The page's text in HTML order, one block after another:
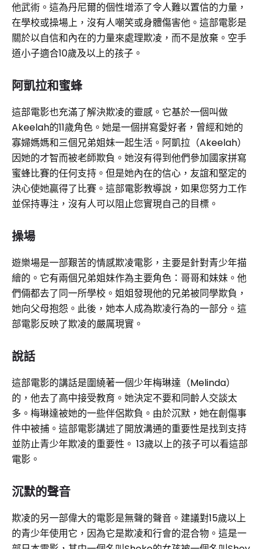
他武術。這為丹尼爾的個性增添了令人難以置信的力量，
在學校或操場上，沒有人嘲笑或身體傷害他。這部電影是
關於以自信和內在的力量來處理欺凌，而不是放棄。空手
道小子適合10歲及以上的孩子。
阿凱拉和蜜蜂
這部電影也充滿了解決欺凌的靈感。它基於一個叫做
Akeelah的11歲角色。她是一個拼寫愛好者，曾經和她的
寡婦媽媽和三個兄弟姐妹一起生活。阿凱拉（Akeelah）
因她的才智而被老師欺負。她沒有得到他們參加國家拼寫
蜜蜂比賽的任何支持。但是她內在的信心，友誼和堅定的
決心使她贏得了比賽。這部電影教導說，如果您努力工作
並保持專注，沒有人可以阻止您實現自己的目標。
操場
遊樂場是一部艱苦的情感欺凌電影，主要是針對青少​​年描
繪的。它有兩個兄弟姐妹作為主要角色：哥哥和妹妹。他
們倆都去了同一所學校。姐姐發現他的兄弟被同學欺負，
她向父母抱怨。此後，她本人成為欺凌行為的一部分。這
部電影反映了欺凌的嚴厲現實。
說話
這部電影的講話是圍繞著一個少年梅琳達（Melinda）
的，他去了高中接受教育。她決定不要和同齡人交談太
多。梅琳達被她的一些伴侶欺負。由於沉默，她在創傷事
件中被捕。這部電影講述了開放溝通的重要性是找到支持
並防止青少年欺凌的重要性。 13歲以上的孩子可以看這部
電影。
沉默的聲音
欺凌的另一部偉大的電影是無聲的聲音。建議對15歲以上
的青少年使用它，因為它是欺凌和行會的混合物。這是一